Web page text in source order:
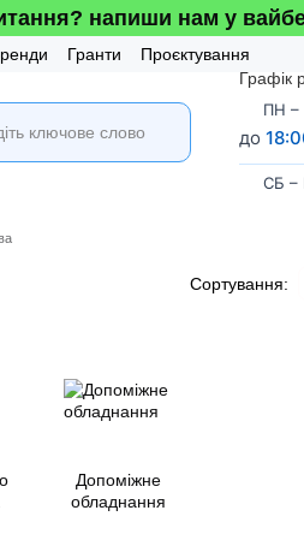
напиши нам у
Гранти
Проєктування
Графік
ПН –
до
СБ –
Сортування:
Допоміжне
обладнання